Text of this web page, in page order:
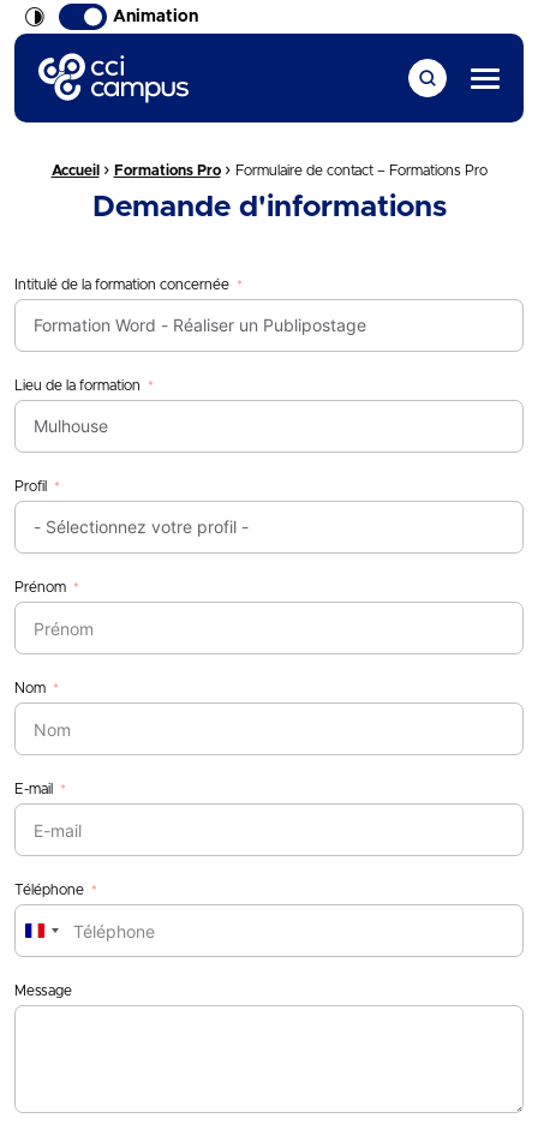
Animation
CCI Campus La formation qui vous ressemble
Menu
Fil d'Ariane :
Accueil › Formations Pro › Formulaire de contact – Formations Pro
Demande d'informations
Intitulé de la formation concernée
Lieu de la formation
Profil
Prénom
Nom
E-mail
Téléphone
France
Message